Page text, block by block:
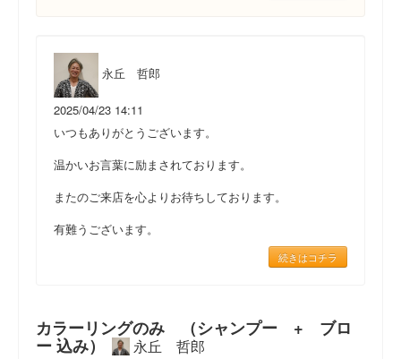
永丘 哲郎
2025/04/23 14:11
いつもありがとうございます。
温かいお言葉に励まされております。
またのご来店を心よりお待ちしております。
有難うございます。
続きはコチラ
カラーリングのみ （シャンプー + ブロ
ー 込み） 永丘 哲郎